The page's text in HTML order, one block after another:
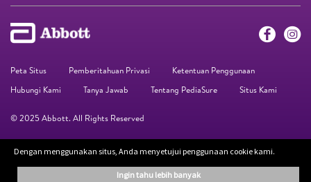
Peta Situs Pemberitahuan Privasi
Ketentuan Penggunaan
Hubungi Kami
Tanya Jawab Tentang PediaSure Situs Kami
© 2025 Abbott. All Rights Reserved
edukasi. Informasi yang diberikan bukan pengganti saran dari profesional.
Dengan menggunakan situs, Anda menyetujui penggunaan cookie kami.
ingin tahu lebih banyak